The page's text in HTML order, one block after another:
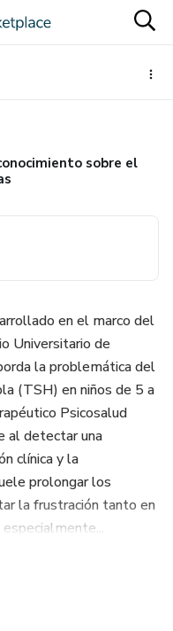
sobre el
en el marco del
Universitario de
la problemática del
(TSH) en niños de 5 a
Psicosalud
al detectar una
clínica y la
prolongar los
la frustración tanto en